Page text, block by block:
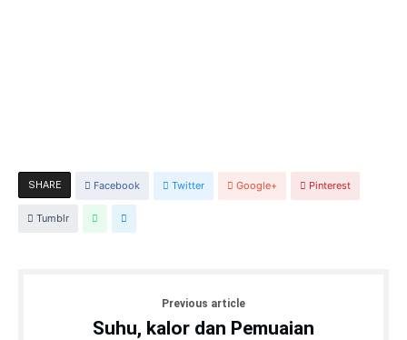
SHARE Facebook Twitter Google+ Pinterest
Tumblr
Previous article
Suhu, kalor dan Pemuaian